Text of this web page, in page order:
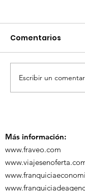
participó
Comentarios
Escribir un
Más información:
www.fraveo.com